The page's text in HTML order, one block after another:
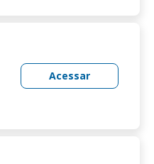
Acessar